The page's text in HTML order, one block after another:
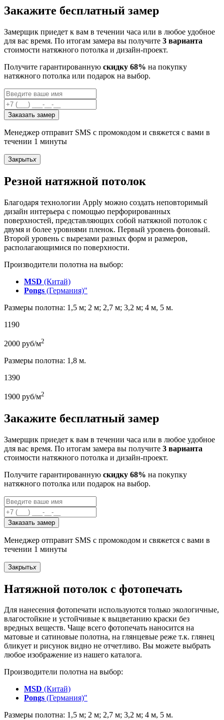
Закажите бесплатный замер
Замерщик приедет к вам в течении часа или в любое удобное
для вас время. По итогам замера вы получите 3 варианта
стоимости натяжного потолка и дизайн-проект.
Получите гарантированную скидку 68% на покупку
натяжного потолка или подарок на выбор.
Заказать замер
Менеджер отправит SMS с промокодом и свяжется с вами в
течении 1 минуты
Закрытьx
Резной натяжной потолок
Благодаря технологии Apply можно создать неповторимый
дизайн интерьера с помощью перфорированных
поверхностей, представляющих собой натяжной потолок с
двумя и более уровнями пленок. Первый уровень фоновый.
Второй уровень с вырезами разных форм и размеров,
располагающимися по поверхности.
Производители полотна на выбор:
MSD (Китай)
Pongs (Германия)"
Размеры полотна: 1,5 м; 2 м; 2,7 м; 3,2 м; 4 м, 5 м.
1190
2000 руб/м2
Размеры полотна: 1,8 м.
1390
1900 руб/м2
Закажите бесплатный замер
Замерщик приедет к вам в течении часа или в любое удобное
для вас время. По итогам замера вы получите 3 варианта
стоимости натяжного потолка и дизайн-проект.
Получите гарантированную скидку 68% на покупку
натяжного потолка или подарок на выбор.
Заказать замер
Менеджер отправит SMS с промокодом и свяжется с вами в
течении 1 минуты
Закрытьx
Натяжной потолок с фотопечать
Для нанесения фотопечати используются только экологичные,
влагостойкие и устойчивые к выцветанию краски без
вредных веществ. Чаще всего фотопечать наносится на
матовые и сатиновые полотна, на глянцевые реже т.к. глянец
бликует и рисунок видно не отчетливо. Вы можете выбрать
любое изображение из нашего каталога.
Производители полотна на выбор:
MSD (Китай)
Pongs (Германия)"
Размеры полотна: 1,5 м; 2 м; 2,7 м; 3,2 м; 4 м, 5 м.